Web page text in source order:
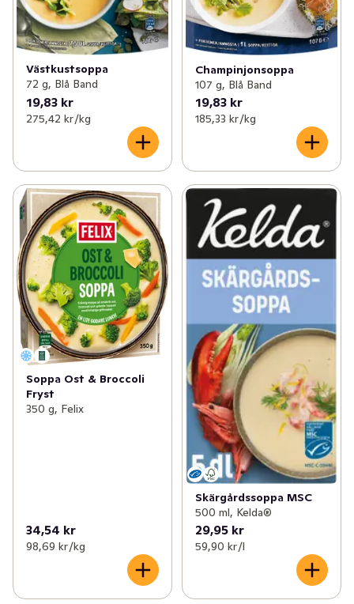
Västkustsoppa
72 g, Blå Band
19,83 kr
275,42 kr /kg
Champinjonsoppa
107 g, Blå Band
19,83 kr
185,33 kr /kg
Soppa Ost & Broccoli
Fryst
350 g, Felix
34,54 kr
98,69 kr /kg
Skärgårdssoppa MSC
500 ml, Kelda®
29,95 kr
59,90 kr /l